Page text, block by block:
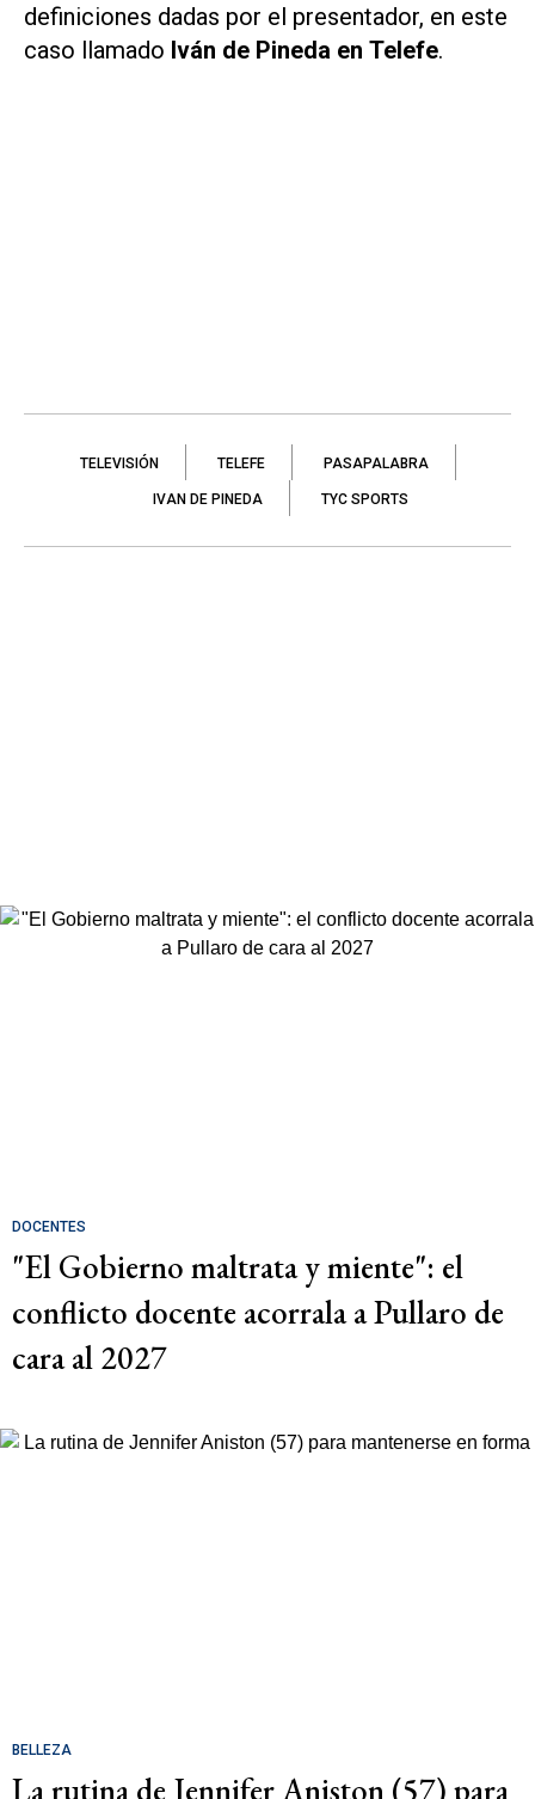
definiciones dadas por el presentador, en este
caso llamado Iván de Pineda en Telefe.
TELEVISIÓN TELEFE PASAPALABRA
IVAN DE PINEDA TYC SPORTS
DOCENTES
"El Gobierno maltrata y miente": el
conflicto docente acorrala a Pullaro de
cara al 2027
BELLEZA
La rutina de Jennifer Aniston (57) para